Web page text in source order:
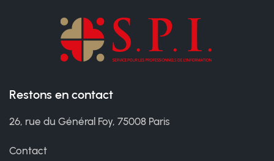
Restons en contact
26, rue du Général Foy, 75008 Paris
Contact